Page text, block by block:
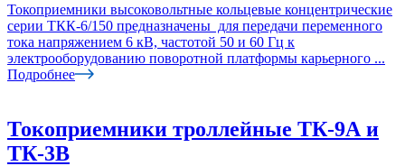
Токоприемники высоковольтные кольцевые концентрические
серии ТКК-6/150 предназначены для передачи переменного
тока напряжением 6 кВ, частотой 50 и 60 Гц к
электрооборудованию поворотной платформы карьерного ...
Подробнее
Токоприемники троллейные ТК-9А и
ТК-3В